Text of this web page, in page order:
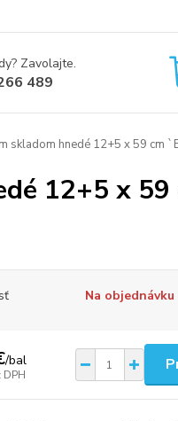
Zavolajte.
489
skladom hnedé 12+5 x 59 cm
12+5 x 59
Na
/bal
DPH